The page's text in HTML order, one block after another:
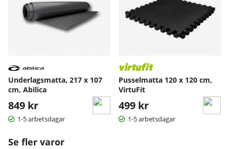
Underlagsmatta, 217 x 107
cm, Abilica
849 kr
1-5 arbetsdagar
Pusselmatta 120 x 120 cm,
VirtuFit
499 kr
1-5 arbetsdagar
Se fler varor